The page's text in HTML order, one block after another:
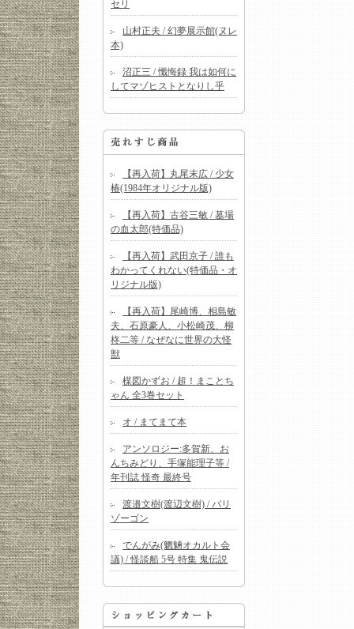
セリ
山村正夫 / 幻夢展示館(ヌレ
本)
沼正三 / 懺悔録 我は如何に
してマゾヒストとなりし乎
【再入荷】丸尾末広 / 少女
椿(1984年オリジナル版)
【再入荷】古谷三敏 / 墓場
の血太郎(特価品)
【再入荷】武田京子 / 誰も
わかってくれない(特価品・オ
リジナル版)
【再入荷】尾崎博、相島敏
夫、石原豪人、小松崎茂、柳
柊二等 / なぜなに世界の大怪
獣
楳図かずお / 超！まことち
ゃん 全3巻セット
オ / まてまて本
アンソロジー:多賀新、お
んちみどり、手塚能理子等 /
年刊誌 怪奇 最終号
渡邉文樹(渡辺文樹) / バリ
ゾーゴン
でんがみ(魍魎オカルト会
議) / 怪談船 5号 特集 鬼伝説